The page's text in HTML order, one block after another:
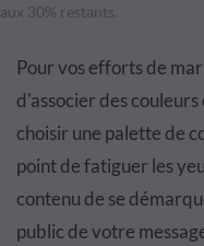
aux 30% restants.
Pour vos efforts de
d'associer des
choisir une palette de
point de fatiguer les
contenu de se
public de votre